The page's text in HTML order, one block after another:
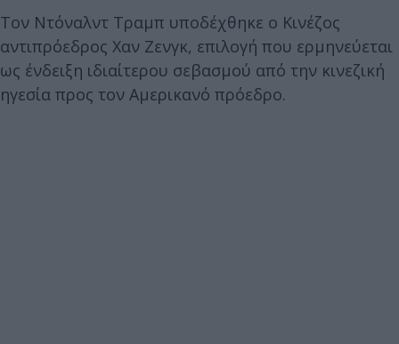
Τον Ντόναλντ Τραμπ υποδέχθηκε ο Κινέζος
αντιπρόεδρος Χαν Ζενγκ, επιλογή που ερμηνεύεται
ως ένδειξη ιδιαίτερου σεβασμού από την κινεζική
ηγεσία προς τον Αμερικανό πρόεδρο.